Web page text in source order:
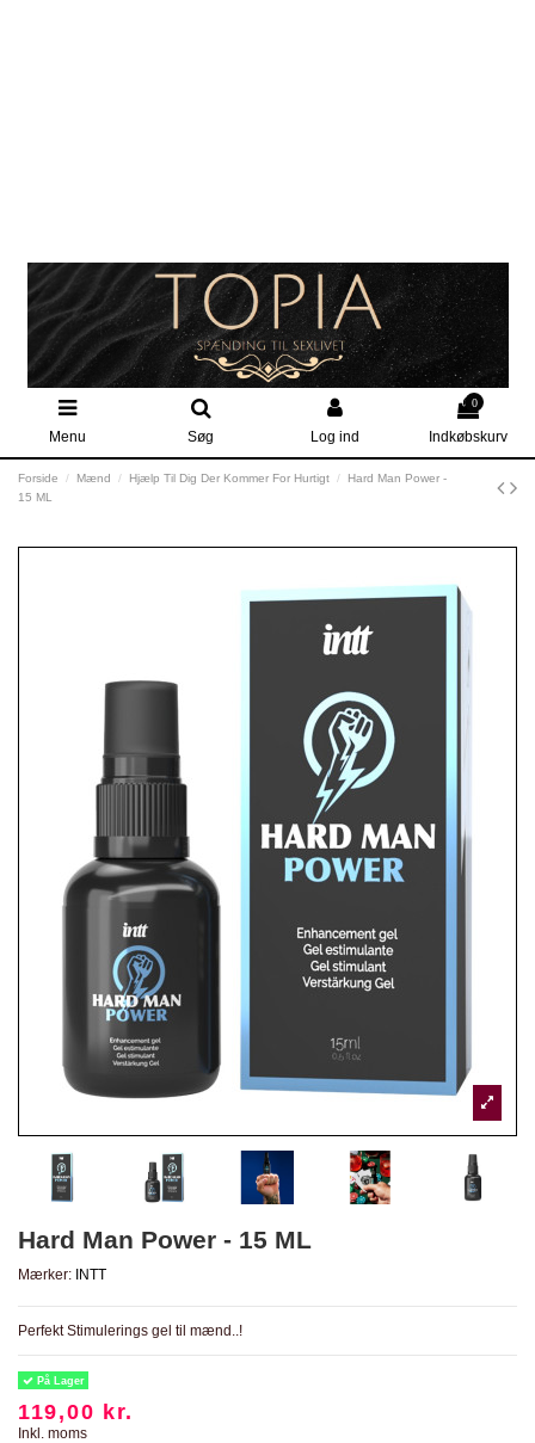
Menu Søg Log ind
0
Indkøbskurv
Forside Mænd Hjælp Til Dig Der Kommer For Hurtigt
Hard Man Power -
15 ML
Hard Man Power - 15 ML
Mærker: INTT
Perfekt Stimulerings gel til mænd..!
På Lager
119,00 kr.
Inkl. moms